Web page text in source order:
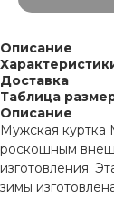
Описание
Доставка
Таблица
Описание
Мужская куртка
роскошным
изготовления.
зимы